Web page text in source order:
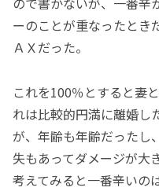
ーのことが重なったとき
ＡＸだった。
これを100％とすると妻
れは比較的円満に離婚し
が、年齢も年齢だったし
失もあってダメージが大
考えてみると一番辛いの